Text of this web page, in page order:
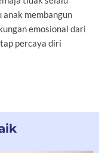
anak membangun
emosional dari
percaya diri